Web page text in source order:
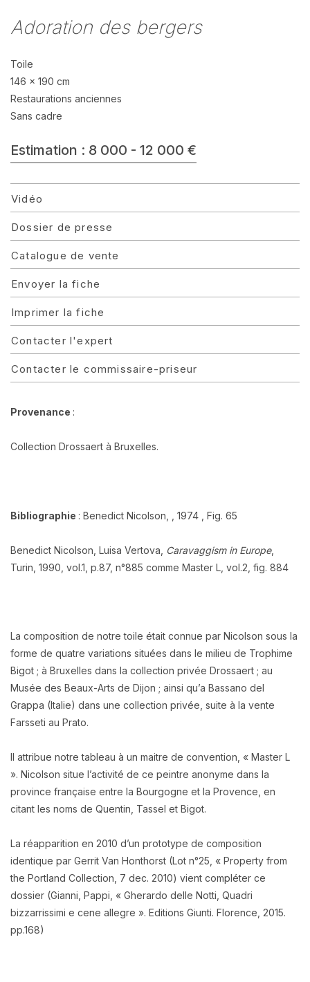
Adoration des bergers
Toile
146 x 190 cm
Restaurations anciennes
Sans cadre
Estimation : 8 000 - 12 000 €
Vidéo
Dossier de presse
Catalogue de vente
Envoyer la fiche
Imprimer la fiche
Contacter l'expert
Contacter le commissaire-priseur
Provenance :
Collection Drossaert à Bruxelles.
Bibliographie : Benedict Nicolson, , 1974 , Fig. 65
Benedict Nicolson, Luisa Vertova, Caravaggism in Europe,
Turin, 1990, vol.1, p.87, n°885 comme Master L, vol.2, fig. 884
La composition de notre toile était connue par Nicolson sous la
forme de quatre variations situées dans le milieu de Trophime
Bigot ; à Bruxelles dans la collection privée Drossaert ; au
Musée des Beaux-Arts de Dijon ; ainsi qu’a Bassano del
Grappa (Italie) dans une collection privée, suite à la vente
Farsseti au Prato.
Il attribue notre tableau à un maitre de convention, « Master L
». Nicolson situe l’activité de ce peintre anonyme dans la
province française entre la Bourgogne et la Provence, en
citant les noms de Quentin, Tassel et Bigot.
La réapparition en 2010 d’un prototype de composition
identique par Gerrit Van Honthorst (Lot n°25, « Property from
the Portland Collection, 7 dec. 2010) vient compléter ce
dossier (Gianni, Pappi, « Gherardo delle Notti, Quadri
bizzarrissimi e cene allegre ». Editions Giunti. Florence, 2015.
pp.168)